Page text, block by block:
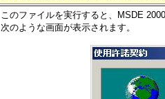
このファイルを実行すると、MSDE
次のような画面が表示されます。